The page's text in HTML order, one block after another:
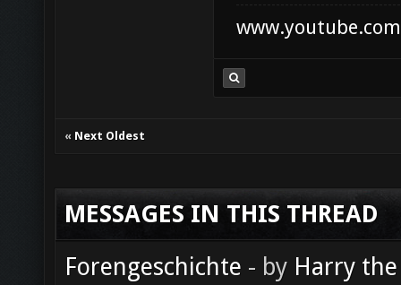
« Next Oldest
MESSAGES IN THIS THREAD
Forengeschichte - by Harry